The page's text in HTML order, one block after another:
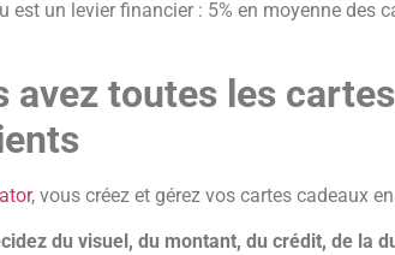
est un levier financier : 5% en moyenne des
avez toutes les
, vous créez et gérez vos cartes cadeaux
du visuel, du montant, du crédit, de la